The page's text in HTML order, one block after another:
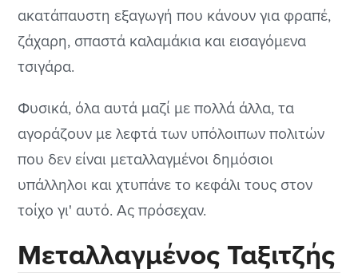
ακατάπαυστη εξαγωγή που κάνουν για φραπέ,
ζάχαρη, σπαστά καλαμάκια και εισαγόμενα
τσιγάρα.
Φυσικά, όλα αυτά μαζί με πολλά άλλα, τα
αγοράζουν με λεφτά των υπόλοιπων πολιτών
που δεν είναι μεταλλαγμένοι δημόσιοι
υπάλληλοι και χτυπάνε το κεφάλι τους στον
τοίχο γι' αυτό. Ας πρόσεχαν.
Μεταλλαγμένος Ταξιτζής